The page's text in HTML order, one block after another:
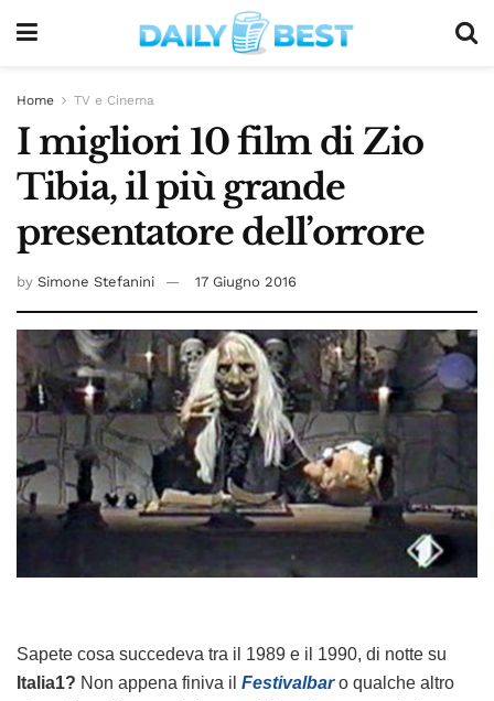
Home TV e Cinema
I migliori 10 film di Zio
Tibia, il più grande
presentatore dell’orrore
by Simone Stefanini 17 Giugno 2016
Sapete cosa succedeva tra il 1989 e il 1990, di notte su
Italia1? Non appena finiva il Festivalbaro qualche altro